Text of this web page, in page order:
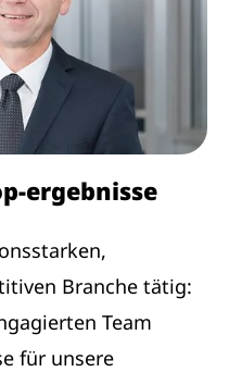
ergebnisse
Branche tätig:
Team
für unsere